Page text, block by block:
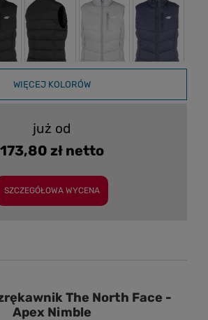
WIĘCEJ KOLORÓW
już od
173,80 zł netto
SZCZEGÓŁOWA WYCENA
The North Face -
Apex Nimble